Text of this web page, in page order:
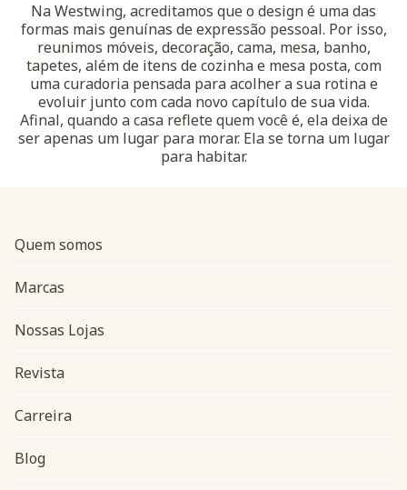
Na Westwing, acreditamos que o design é uma das
formas mais genuínas de expressão pessoal. Por isso,
reunimos móveis, decoração, cama, mesa, banho,
tapetes, além de itens de cozinha e mesa posta, com
uma curadoria pensada para acolher a sua rotina e
evoluir junto com cada novo capítulo de sua vida.
Afinal, quando a casa reflete quem você é, ela deixa de
ser apenas um lugar para morar. Ela se torna um lugar
para habitar.
Navegação do rodapé
Quem somos
Marcas
Nossas Lojas
Revista
Carreira
Blog